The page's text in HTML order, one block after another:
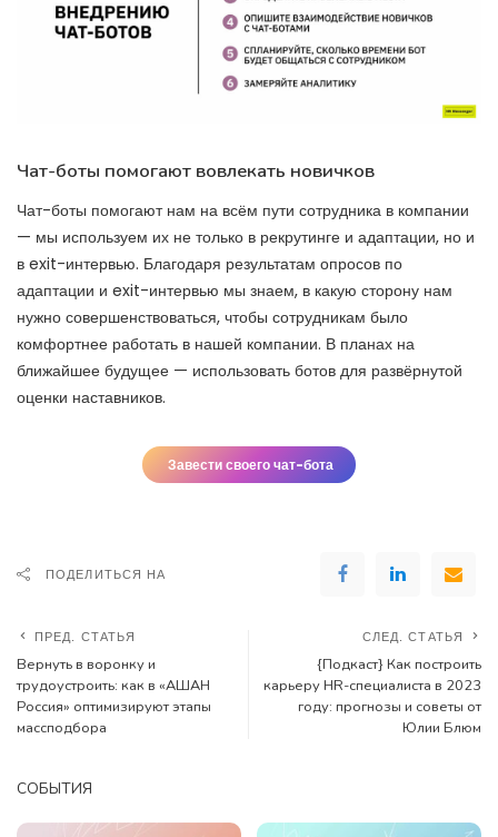
Чат-боты помогают вовлекать новичков
Чат-боты помогают нам на всём пути сотрудника в компании
— мы используем их не только в рекрутинге и адаптации, но и
в exit-интервью. Благодаря результатам опросов по
адаптации и exit-интервью мы знаем, в какую сторону нам
нужно совершенствоваться, чтобы сотрудникам было
комфортнее работать в нашей компании. В планах на
ближайшее будущее — использовать ботов для развёрнутой
оценки наставников.
Завести своего чат-бота
ПОДЕЛИТЬСЯ НА
ПРЕД. СТАТЬЯ
Вернуть в воронку и
трудоустроить: как в «АШАН
Россия» оптимизируют этапы
массподбора
СЛЕД. СТАТЬЯ
{Подкаст} Как построить
карьеру HR-специалиста в 2023
году: прогнозы и советы от
Юлии Блюм
СОБЫТИЯ